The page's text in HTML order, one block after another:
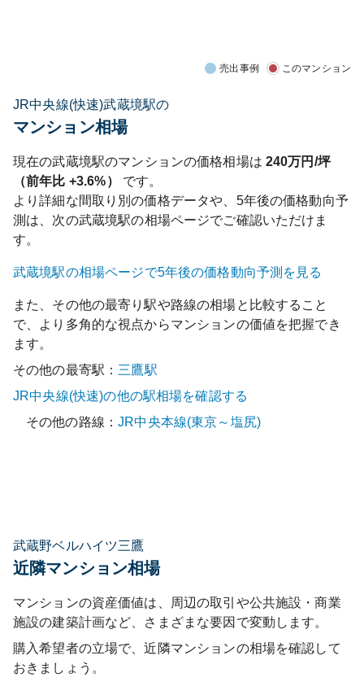
売出事例 このマンション
JR中央線(快速)武蔵境駅の
マンション相場
現在の武蔵境駅のマンションの価格相場は 240万円/坪
（前年比 +3.6%）
です。
より詳細な間取り別の価格データや、5年後の価格動向予
測は、次の武蔵境駅の相場ページでご確認いただけま
す。
武蔵境駅の相場ページで5年後の価格動向予測を見る
また、その他の最寄り駅や路線の相場と比較すること
で、より多角的な視点からマンションの価値を把握でき
ます。
その他の最寄駅： 三鷹駅
JR中央線(快速)の他の駅相場を確認する
その他の路線：JR中央本線(東京～塩尻)
武蔵野ベルハイツ三鷹
近隣マンション相場
マンションの資産価値は、周辺の取引や公共施設・商業
施設の建築計画など、さまざまな要因で変動します。
購入希望者の立場で、近隣マンションの相場を確認して
おきましょう。